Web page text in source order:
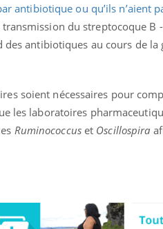
antibiotique ou qu’ils n’aient
du streptocoque B
antibiotiques au cours de
soient nécessaires pour
les laboratoires
Ruminococcuset Oscillospira